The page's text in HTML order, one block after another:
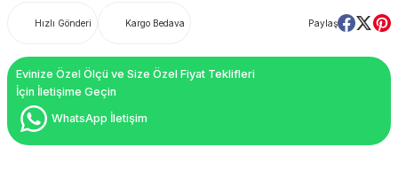
Hızlı Gönderi Kargo Bedava Paylaş
Evinize Özel Ölçü ve Size Özel Fiyat Teklifleri
İçin İletişime Geçin
WhatsApp İletişim